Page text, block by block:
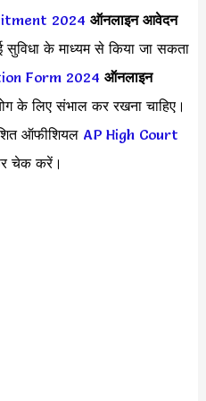
2024 ऑनलाइन आवेदन
के माध्यम से किया जा सकता
Form 2024 ऑनलाइन
के लिए संभाल कर रखना चाहिए।
ऑफीशियल AP High Court
चेक करें।